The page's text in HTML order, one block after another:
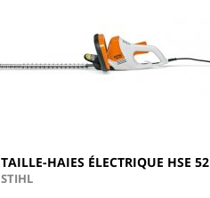
TAILLE-HAIES ÉLECTRIQUE HSE 52
STIHL